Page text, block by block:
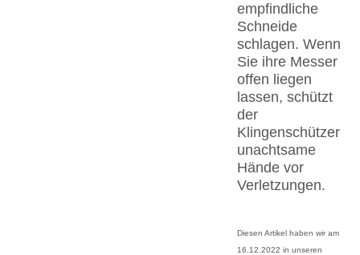
empfindliche
Schneide
schlagen. Wenn
Sie ihre Messer
offen liegen
lassen, schützt
der
Klingenschützer
unachtsame
Hände vor
Verletzungen.
Diesen Artikel haben wir am
16.12.2022 in unseren